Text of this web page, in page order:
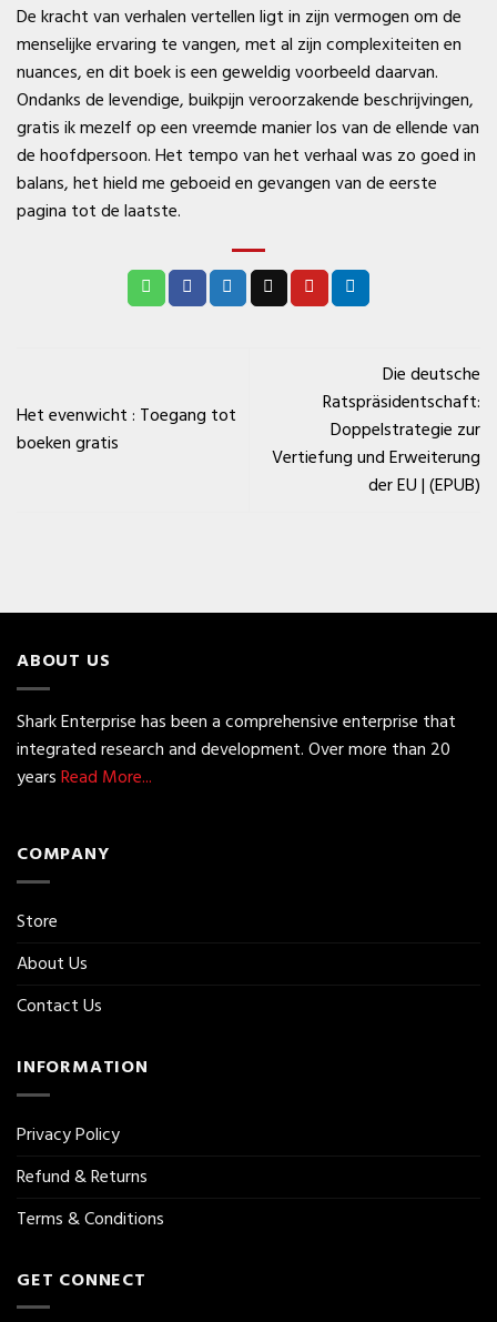
De kracht van verhalen vertellen ligt in zijn vermogen om de
menselijke ervaring te vangen, met al zijn complexiteiten en
nuances, en dit boek is een geweldig voorbeeld daarvan.
Ondanks de levendige, buikpijn veroorzakende beschrijvingen,
gratis ik mezelf op een vreemde manier los van de ellende van
de hoofdpersoon. Het tempo van het verhaal was zo goed in
balans, het hield me geboeid en gevangen van de eerste
pagina tot de laatste.
Het evenwicht : Toegang tot
boeken gratis
Die deutsche
Ratspräsidentschaft:
Doppelstrategie zur
Vertiefung und Erweiterung
der EU | (EPUB)
ABOUT US
Shark Enterprise has been a comprehensive enterprise that
integrated research and development. Over more than 20
yearsRead More...
COMPANY
Store
About Us
Contact Us
INFORMATION
Privacy Policy
Refund & Returns
Terms & Conditions
GET CONNECT